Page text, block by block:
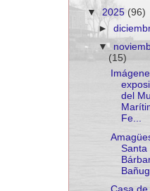
▼ 2025 (96)
►
▼
(15)
del
Fe...
Santa